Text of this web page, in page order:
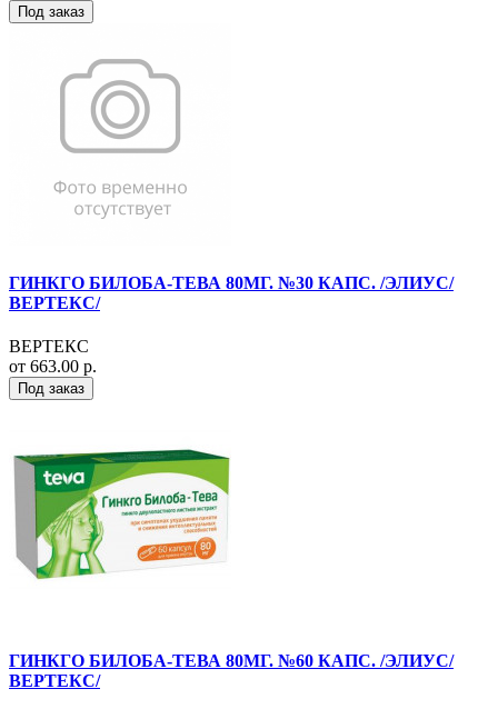
Под заказ
ГИНКГО БИЛОБА-ТЕВА 80МГ. №30 КАПС. /ЭЛИУС/
ВЕРТЕКС/
ВЕРТЕКС
от 663.00 р.
Под заказ
ГИНКГО БИЛОБА-ТЕВА 80МГ. №60 КАПС. /ЭЛИУС/
ВЕРТЕКС/